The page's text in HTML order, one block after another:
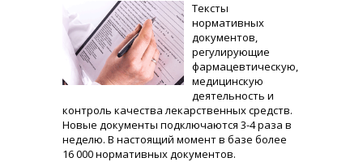
Тексты
нормативных
документов,
регулирующие
фармацевтическую,
медицинскую
деятельность и
контроль качества лекарственных средств.
Новые документы подключаются 3-4 раза в
неделю. В настоящий момент в базе более
16 000 нормативных документов.